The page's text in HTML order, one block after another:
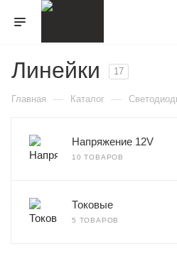
Линейки 17
Главная — Каталог —
Напряжение 12V
10 ТОВАРОВ
Токовые
5 ТОВАРОВ